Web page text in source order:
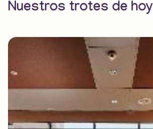
Nuestros trotes de hoy